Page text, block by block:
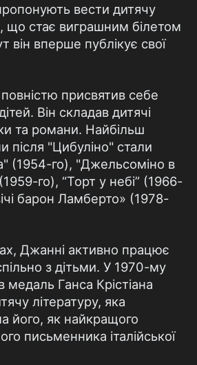
вести дитячу
що стає виграшним білетом
він вперше публікує свої
присвятив себе
Він складав дитячі
та романи. Найбільш
після "Цибуліно" стали
(1954-го), "Джельсоміно в
го), “Торт у небі” (1966-
барон Ламберто» (1978-
Джанні активно працює
з дітьми. У 1970-му
медаль Ганса Крістіана
літературу, яка
його, як найкращого
письменника італійської